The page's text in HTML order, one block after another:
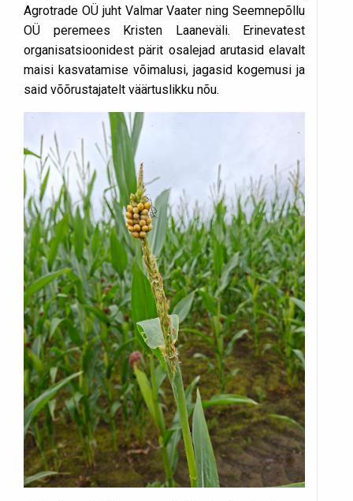
Agrotrade OÜ juht Valmar Vaater ning Seemnepõllu
OÜ peremees Kristen Laaneväli. Erinevatest
organisatsioonidest pärit osalejad arutasid elavalt
maisi kasvatamise võimalusi, jagasid kogemusi ja
said võõrustajatelt väärtuslikku nõu.